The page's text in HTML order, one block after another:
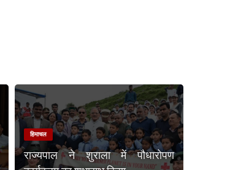
हिमाचल
राज्यपाल ने शुराला में पौधारोपण